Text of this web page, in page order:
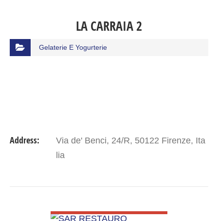
LA CARRAIA 2
Gelaterie E Yogurterie
Address:
Via de' Benci, 24/R, 50122 Firenze, Ita
lia